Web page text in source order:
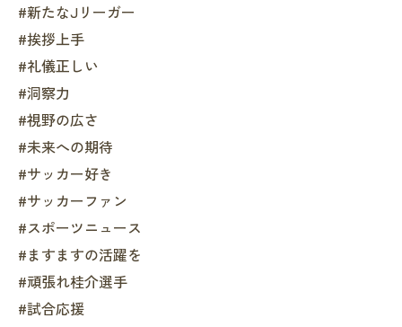
#新たなJリーガー
#挨拶上手
#礼儀正しい
#洞察力
#視野の広さ
#未来への期待
#サッカー好き
#サッカーファン
#スポーツニュース
#ますますの活躍を
#頑張れ桂介選手
#試合応援